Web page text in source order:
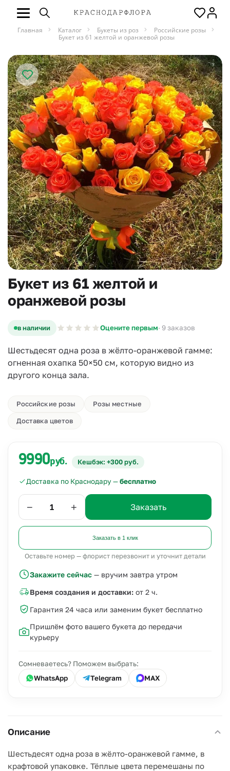
Главная Каталог Букеты из роз
Российские розы
Букет из 61 желтой и оранжевой розы
Букет из 61 желтой и
оранжевой розы
в наличии Оцените первым· 9 заказов
Шестьдесят одна роза в жёлто-оранжевой гамме:
огненная охапка 50×50 см, которую видно из
другого конца зала.
Российские розы Розы местные
Доставка цветов
9990руб. Кешбэк: +300 руб.
Доставка по Краснодару —бесплатно
− + Заказать
Заказать в 1 клик
Оставьте номер — флорист перезвонит и уточнит детали
Закажите сейчас — вручим завтра утром
Время создания и доставки: от 2 ч.
Гарантия 24 часа или заменим букет бесплатно
Пришлём фото вашего букета до передачи
курьеру
Сомневаетесь? Поможем выбрать:
WhatsApp
Telegram MAX
Описание
Шестьдесят одна роза в жёлто-оранжевой гамме, в
крафтовой упаковке. Тёплые цвета перемешаны по